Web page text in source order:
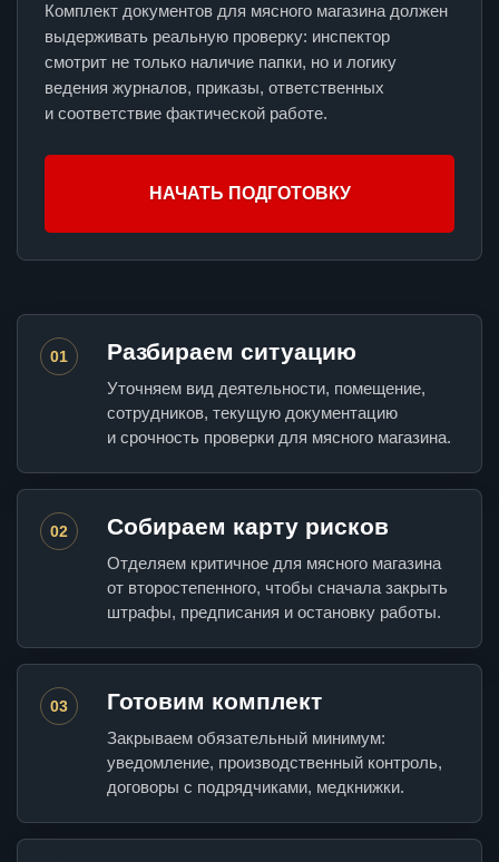
Комплект документов для мясного магазина должен
выдерживать реальную проверку: инспектор
смотрит не только наличие папки, но и логику
ведения журналов, приказы, ответственных
и соответствие фактической работе.
НАЧАТЬ ПОДГОТОВКУ
01 Разбираем ситуацию
Уточняем вид деятельности, помещение,
сотрудников, текущую документацию
и срочность проверки для мясного магазина.
02 Собираем карту рисков
Отделяем критичное для мясного магазина
от второстепенного, чтобы сначала закрыть
штрафы, предписания и остановку работы.
03 Готовим комплект
Закрываем обязательный минимум:
уведомление, производственный контроль,
договоры с подрядчиками, медкнижки.